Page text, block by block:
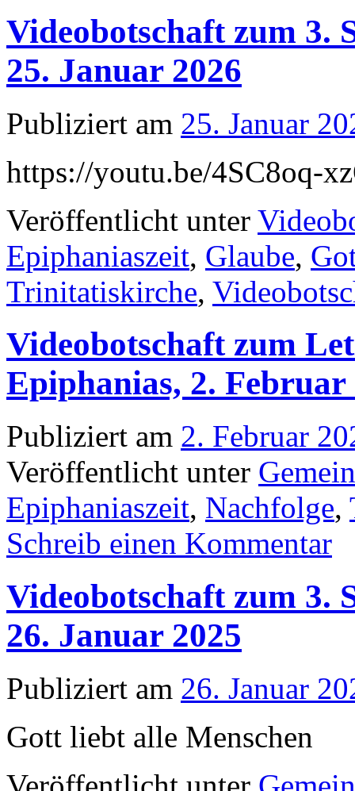
Videobotschaft zum 3.
25. Januar 2026
Publiziert am 25. Januar
https://youtu.be/4SC8oq-
Veröffentlicht unter
Epiphaniaszeit, Glaube,
Trinitatiskirche,
Videobotschaft zum
Epiphanias, 2. Februar
Publiziert am 2. Februar
Veröffentlicht unter
Epiphaniaszeit, Nachfolge,
Schreib einen Kommentar
Videobotschaft zum 3.
26. Januar 2025
Publiziert am 26. Januar
Gott liebt alle Menschen